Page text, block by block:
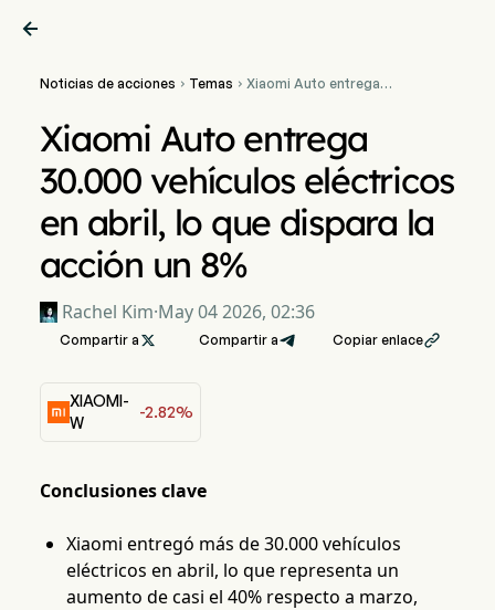

Noticias de acciones  Temas  Xiaomi Auto entrega
dispara la acción un 8%
Xiaomi Auto entrega
30.000 vehículos eléctricos
en abril, lo que dispara la
acción un 8%
Rachel Kim·May 04 2026, 02:36
Compartir a  Compartir a Copiar enlace
XIAOMI-
W
-2.82%
Conclusiones clave
Xiaomi entregó más de 30.000 vehículos
eléctricos en abril, lo que representa un
aumento de casi el 40% respecto a marzo,